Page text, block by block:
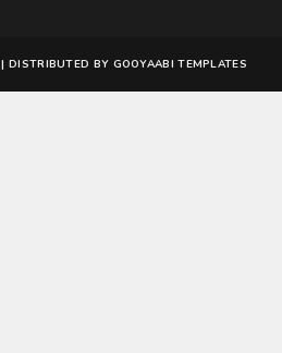
| DISTRIBUTED BY GOOYAABI TEMPLATES